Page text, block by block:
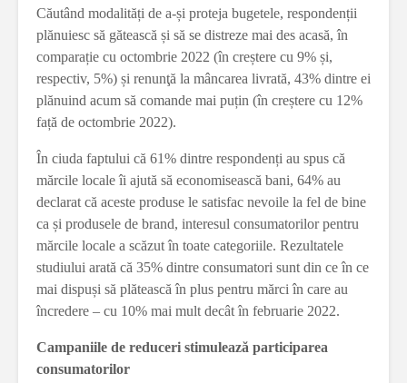
Căutând modalități de a-și proteja bugetele, respondenții
plănuiesc să gătească și să se distreze mai des acasă, în
comparație cu octombrie 2022 (în creștere cu 9% și,
respectiv, 5%) și renunţă la mâncarea livrată, 43% dintre ei
plănuind acum să comande mai puțin (în creștere cu 12%
față de octombrie 2022).
În ciuda faptului că 61% dintre respondenți au spus că
mărcile locale îi ajută să economisească bani, 64% au
declarat că aceste produse le satisfac nevoile la fel de bine
ca și produsele de brand, interesul consumatorilor pentru
mărcile locale a scăzut în toate categoriile. Rezultatele
studiului arată că 35% dintre consumatori sunt din ce în ce
mai dispuși să plătească în plus pentru mărci în care au
încredere – cu 10% mai mult decât în februarie 2022.
Campaniile de reduceri stimulează participarea
consumatorilor